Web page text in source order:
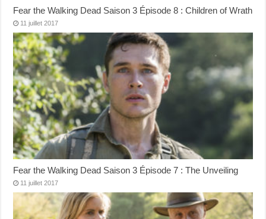
Fear the Walking Dead Saison 3 Épisode 8 : Children of Wrath
11 juillet 2017
Fear the Walking Dead Saison 3 Épisode 7 : The Unveiling
11 juillet 2017